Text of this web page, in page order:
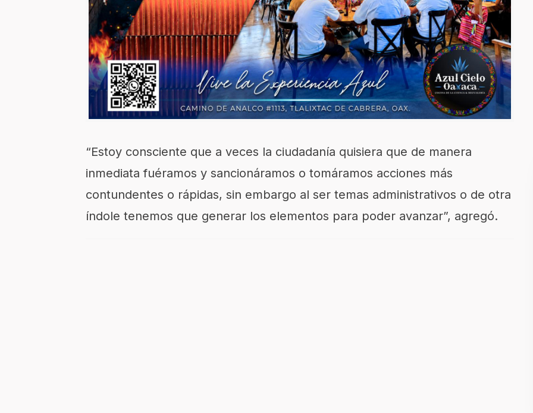
“Estoy consciente que a veces la ciudadanía quisiera que de manera
inmediata fuéramos y sancionáramos o tomáramos acciones más
contundentes o rápidas, sin embargo al ser temas administrativos o de otra
índole tenemos que generar los elementos para poder avanzar”, agregó.